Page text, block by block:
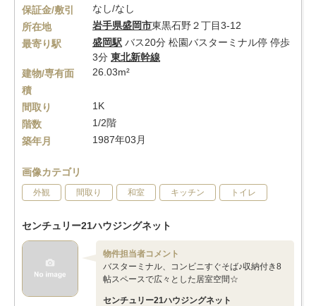
保証金/敷引
なし/なし
所在地
岩手県盛岡市東黒石野２丁目3-12
最寄り駅
盛岡駅 バス20分 松園バスターミナル停 停歩
3分 東北新幹線
建物/専有面
積
26.03m²
間取り
1K
階数
1/2階
築年月
1987年03月
画像カテゴリ
外観 間取り 和室 キッチン トイレ
センチュリー21ハウジングネット
物件担当者コメント
バスターミナル、コンビニすぐそば♪収納付き8
帖スペースで広々とした居室空間☆
センチュリー21ハウジングネット